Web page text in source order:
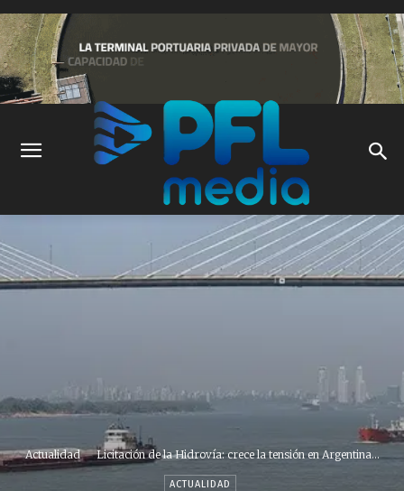
Actualidad Licitación de la Hidrovía: crece la tensión en Argentina...
ACTUALIDAD